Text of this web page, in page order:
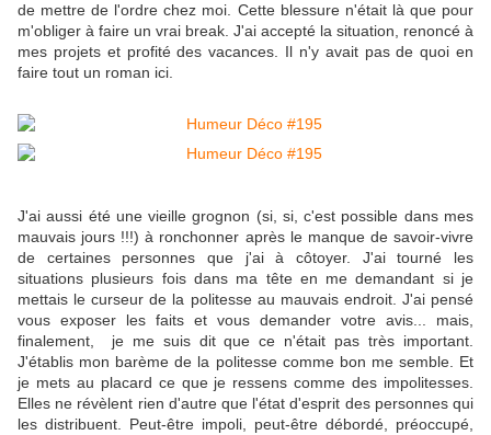
de mettre de l'ordre chez moi. Cette blessure n'était là que pour
m'obliger à faire un vrai break. J'ai accepté la situation, renoncé à
mes projets et profité des vacances. Il n'y avait pas de quoi en
faire tout un roman ici.
J'ai aussi été une vieille grognon (si, si, c'est possible dans mes
mauvais jours !!!) à ronchonner après le manque de savoir-vivre
de certaines personnes que j'ai à côtoyer. J'ai tourné les
situations plusieurs fois dans ma tête en me demandant si je
mettais le curseur de la politesse au mauvais endroit. J'ai pensé
vous exposer les faits et vous demander votre avis... mais,
finalement, je me suis dit que ce n'était pas très important.
J'établis mon barème de la politesse comme bon me semble. Et
je mets au placard ce que je ressens comme des impolitesses.
Elles ne révèlent rien d'autre que l'état d'esprit des personnes qui
les distribuent. Peut-être impoli, peut-être débordé, préoccupé,